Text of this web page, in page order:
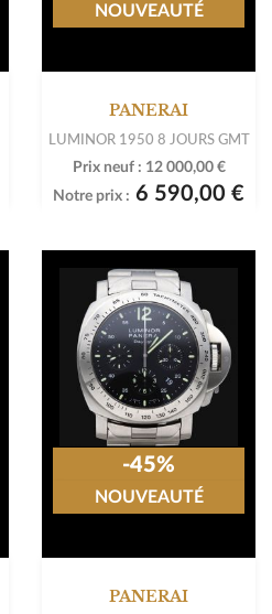
PANERAI
LUMINOR 1950 8 JOURS GMT
Prix neuf : 12 000,00 €
Notre prix : 6 590,00 €
NOUVEAUTÉ
PANERAI
-45%
NOUVEAUTÉ